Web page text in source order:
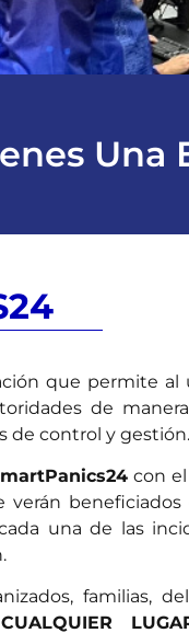
Una
que permite al
de
de control y gestión.
con
verán beneficiados
una de las
familias,